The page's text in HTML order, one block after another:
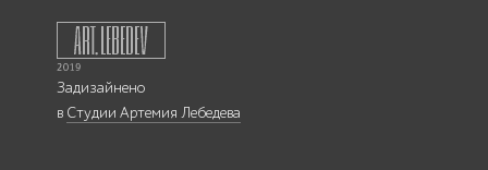
Задизайнено
в Студии Артемия Лебедева